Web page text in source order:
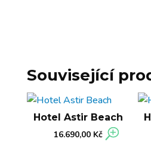
Související
Hotel Astir Beach
16.690,00 Kč